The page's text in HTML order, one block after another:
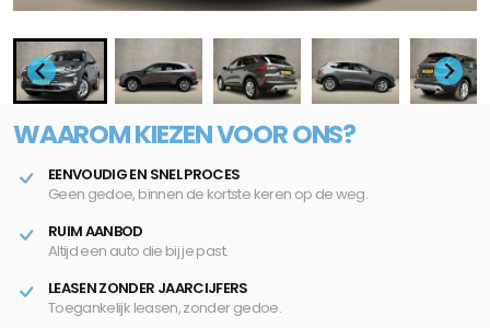
WAAROM KIEZEN VOOR ONS?
EENVOUDIG EN SNEL PROCES
Geen gedoe, binnen de kortste keren op de weg.
RUIM AANBOD
Altijd een auto die bij je past.
LEASEN ZONDER JAARCIJFERS
Toegankelijk leasen, zonder gedoe.